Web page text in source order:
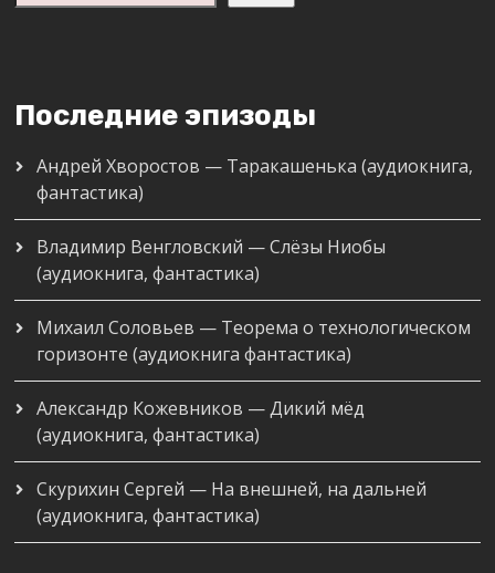
Последние эпизоды
Андрей Хворостов — Таракашенька (аудиокнига,
фантастика)
Владимир Венгловский — Слёзы Ниобы
(аудиокнига, фантастика)
Михаил Соловьев — Теорема о технологическом
горизонте (аудиокнига фантастика)
Александр Кожевников — Дикий мёд
(аудиокнига, фантастика)
Скурихин Сергей — На внешней, на дальней
(аудиокнига, фантастика)